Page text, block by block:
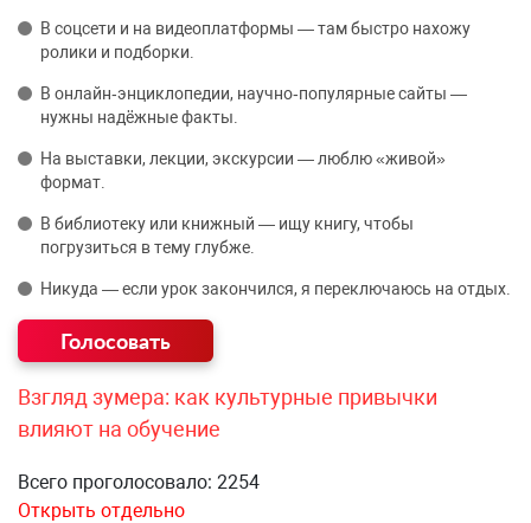
В соцсети и на видеоплатформы — там быстро нахожу
ролики и подборки.
В онлайн‑энциклопедии, научно‑популярные сайты —
нужны надёжные факты.
На выставки, лекции, экскурсии — люблю «живой»
формат.
В библиотеку или книжный — ищу книгу, чтобы
погрузиться в тему глубже.
Никуда — если урок закончился, я переключаюсь на отдых.
Взгляд зумера: как культурные привычки
влияют на обучение
Всего проголосовало: 2254
Открыть отдельно